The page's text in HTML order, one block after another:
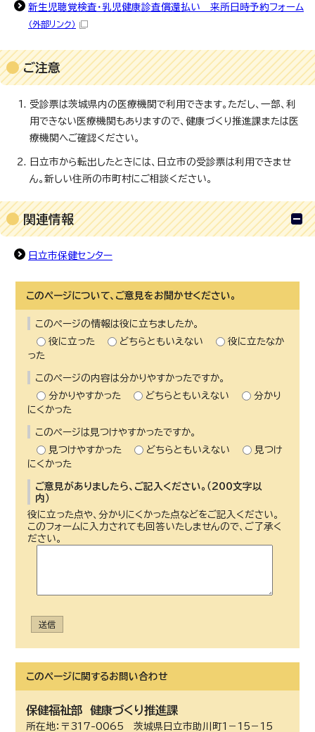
新生児聴覚検査・乳児健康診査償還払い 来所日時予約フォーム
（外部リンク）
ご注意
受診票は茨城県内の医療機関で利用できます。ただし、一部、利
用できない医療機関もありますので、健康づくり推進課または医
療機関へご確認ください。
日立市から転出したときには、日立市の受診票は利用できませ
ん。新しい住所の市町村にご相談ください。
関連情報
日立市保健センター
このページについて、ご意見をお聞かせください。
このページの情報は役に立ちましたか。
役に立った
どちらともいえない
役に立たなか
った
このページの内容は分かりやすかったですか。
分かりやすかった
どちらともいえない
分かり
にくかった
このページは見つけやすかったですか。
見つけやすかった
どちらともいえない
見つけ
にくかった
ご意見がありましたら、ご記入ください。（200文字以
内）
役に立った点や、分かりにくかった点などをご記入ください。
このフォームに入力されても回答いたしませんので、ご了承く
ださい。
送信
このページに関するお問い合わせ
保健福祉部健康づくり推進課
所在地：〒317-0065 茨城県日立市助川町1－15－15